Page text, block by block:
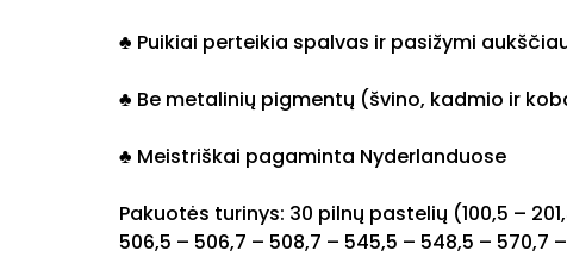
♣ Puikiai perteikia spalvas ir pasižymi
♣ Be metalinių pigmentų (švino, kadmio ir
♣ Meistriškai pagaminta Nyderlanduose
Pakuotės turinys: 30 pilnų pastelių (100,5 –
506,5 – 506,7 – 508,7 – 545,5 – 548,5 – 570,7 –